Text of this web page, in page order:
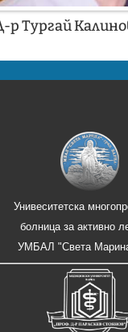
р Тургай
Унивеситетска
болница за активно
УМБАЛ "Света